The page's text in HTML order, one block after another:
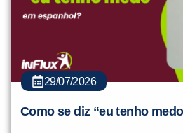
29/07/2026
Como se diz “eu tenho